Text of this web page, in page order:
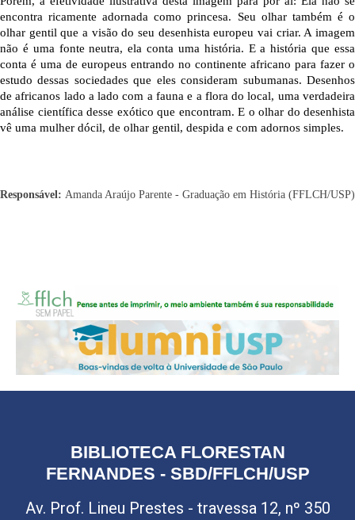
encontra ricamente adornada como princesa. Seu olhar também é o
olhar gentil que a visão do seu desenhista europeu vai criar. A imagem
não é uma fonte neutra, ela conta uma história. E a história que essa
conta é uma de europeus entrando no continente africano para fazer o
estudo dessas sociedades que eles consideram subumanas. Desenhos
de africanos lado a lado com a fauna e a flora do local, uma verdadeira
análise científica desse exótico que encontram. E o olhar do desenhista
vê uma mulher dócil, de olhar gentil, despida e com adornos simples.
Responsável: Amanda Araújo Parente - Graduação em História (FFLCH/USP)
BIBLIOTECA FLORESTAN
FERNANDES - SBD/FFLCH/USP
Av. Prof. Lineu Prestes - travessa 12, nº 350